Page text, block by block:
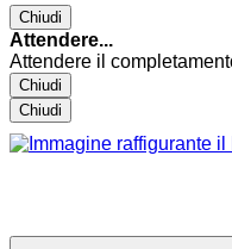
Chiudi
Attendere...
Attendere il
Chiudi
Chiudi